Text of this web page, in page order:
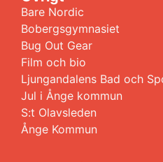
Bare Nordic
Bobergsgymnasiet
Bug Out Gear
Film och bio
Ljungandalens Bad och
Jul i Ånge kommun
S:t Olavsleden
Ånge Kommun